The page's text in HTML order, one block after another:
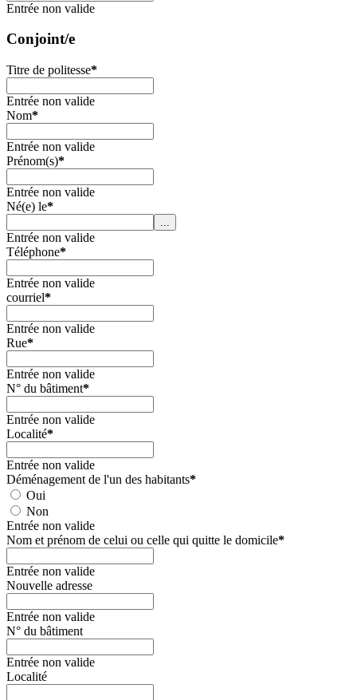
Entrée non valide
Conjoint/e
Titre de politesse*
Entrée non valide
Nom*
Entrée non valide
Prénom(s)*
Entrée non valide
Né(e) le*
...
Entrée non valide
Téléphone*
Entrée non valide
courriel*
Entrée non valide
Rue*
Entrée non valide
N° du bâtiment*
Entrée non valide
Localité*
Entrée non valide
Déménagement de l'un des habitants*
Oui
Non
Entrée non valide
Nom et prénom de celui ou celle qui quitte le domicile*
Entrée non valide
Nouvelle adresse
Entrée non valide
N° du bâtiment
Entrée non valide
Localité